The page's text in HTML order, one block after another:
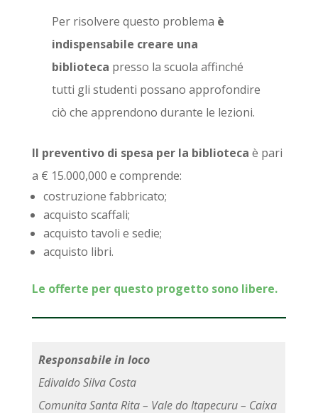
Per risolvere questo problema è
indispensabile creare una
biblioteca presso la scuola affinché
tutti gli studenti possano approfondire
ciò che apprendono durante le lezioni.
Il preventivo di spesa per la biblioteca è pari
a € 15.000,000 e comprende:
costruzione fabbricato;
acquisto scaffali;
acquisto tavoli e sedie;
acquisto libri.
Le offerte per questo progetto sono libere.
Responsabile in loco
Edivaldo Silva Costa
Comunita Santa Rita – Vale do Itapecuru – Caixa